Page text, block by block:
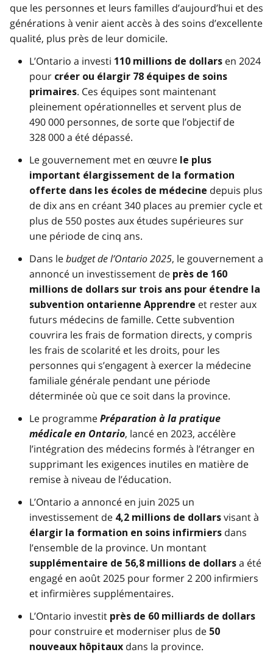
que les personnes et leurs familles d’aujourd’hui et des
générations à venir aient accès à des soins d’excellente
qualité, plus près de leur domicile.
L’Ontario a investi 110 millions de dollars en 2024
pour créer ou élargir 78 équipes de soins
primaires. Ces équipes sont maintenant
pleinement opérationnelles et servent plus de
490 000 personnes, de sorte que l’objectif de
328 000 a été dépassé.
Le gouvernement met en œuvre le plus
important élargissement de la formation
offerte dans les écoles de médecine depuis plus
de dix ans en créant 340 places au premier cycle et
plus de 550 postes aux études supérieures sur
une période de cinq ans.
Dans lebudget de l’Ontario 2025, le gouvernement a
annoncé un investissement de près de 160
millions de dollars sur trois ans pour étendre la
subvention ontarienne Apprendre et rester aux
futurs médecins de famille. Cette subvention
couvrira les frais de formation directs, y compris
les frais de scolarité et les droits, pour les
personnes qui s’engagent à exercer la médecine
familiale générale pendant une période
déterminée où que ce soit dans la province.
Le programmePréparation à la pratique
médicale en Ontario, lancé en 2023, accélère
l’intégration des médecins formés à l’étranger en
supprimant les exigences inutiles en matière de
remise à niveau de l’éducation.
L’Ontario a annoncé en juin 2025 un
investissement de 4,2 millions de dollars visant à
élargir la formation en soins infirmiers dans
l’ensemble de la province. Un montant
supplémentaire de 56,8 millions de dollars a été
engagé en août 2025 pour former 2 200 infirmiers
et infirmières supplémentaires.
L’Ontario investit près de 60 milliards de dollars
pour construire et moderniser plus de 50
nouveaux hôpitaux dans la province.